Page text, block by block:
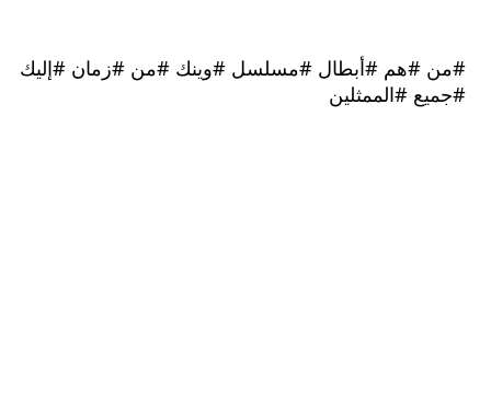
#أبطال #مسلسل #وينك #من #زمان #إليك
#الممثلين